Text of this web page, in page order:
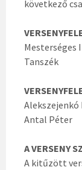
következő
Mesterséges
Tanszék
Alekszejenkó
Antal Péter
A VERSENY
A kitűzött